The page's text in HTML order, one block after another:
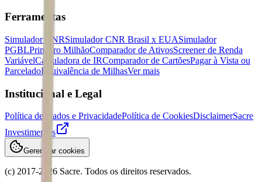
Ferramentas
Simulador CNRSimulador CNR Brasil x EUASimulador
PGBLPrimeiro MilhãoComparador de AtivosScreener de Renda
VariávelCalculadora de IRComparador de CartõesPagar à Vista ou
ParceladoEquivalência de MilhasVer mais
Institucional e Legal
Política de Dados e PrivacidadePolítica de CookiesDisclaimerSacre
Investimentos
Gerenciar cookies
(c) 2017-2026 Sacre. Todos os direitos reservados.